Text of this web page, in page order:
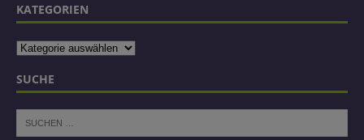
KATEGORIEN
SUCHE